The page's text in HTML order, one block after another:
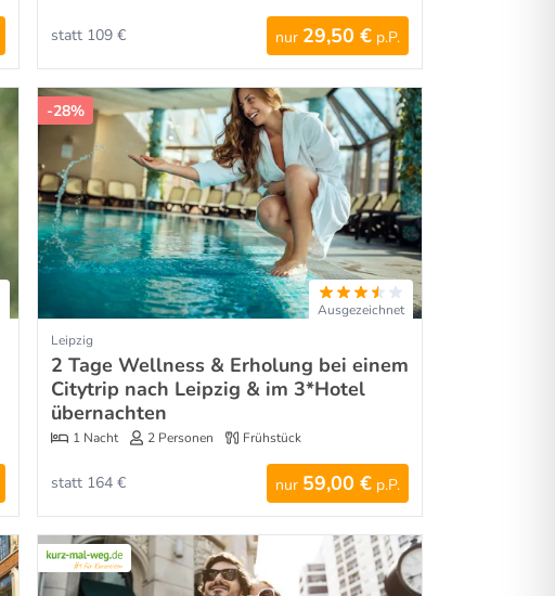
nur 29,50 € p.P.
statt 109 €
-28%
Ausgezeichnet
Leipzig
2 Tage Wellness & Erholung bei einem
Citytrip nach Leipzig & im 3*Hotel
übernachten
1 Nacht 2 Personen Frühstück
nur 59,00 € p.P.
statt 164 €